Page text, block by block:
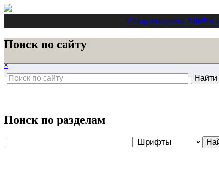
Обзор интернета- LiteВеб-
Поиск по сайту
×
Поиск по разделам